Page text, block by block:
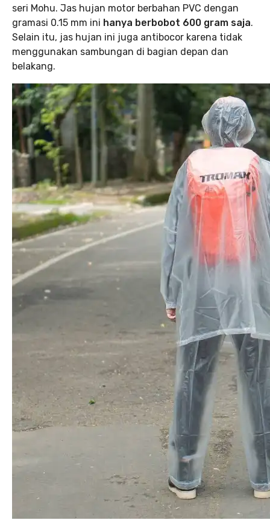
seri Mohu. Jas hujan motor berbahan PVC dengan
gramasi 0.15 mm ini hanya berbobot 600 gram saja.
Selain itu, jas hujan ini juga antibocor karena tidak
menggunakan sambungan di bagian depan dan
belakang.